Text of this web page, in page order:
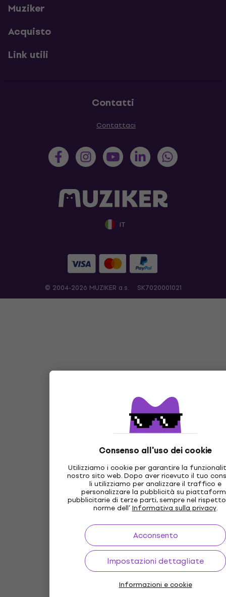
Consenso all'uso dei cookie
Utilizziamo i cookie per garantire la
nostro sito web. Dopo aver ricevuto il tuo
li utilizziamo per analizzare il traffico e
personalizzare la pubblicità su
pubblicitarie di terze parti, sempre nel
norme dell’Informativa sulla privacy.
Acconsento
Impostazioni dettagliate
Informazioni e cookie
Muziker
Acquisto
Link utili
Contatti
Contattaci
IT
© 2004-2026 MUZIKER a.s. SK7020001021